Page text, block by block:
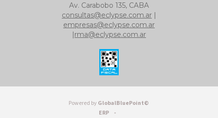
Av. Carabobo 135, CABA
consultas@eclypse.com.ar |
empresas@eclypse.com.ar
|rma@eclypse.com.ar
Powered by GlobalBluePoint©
ERP -